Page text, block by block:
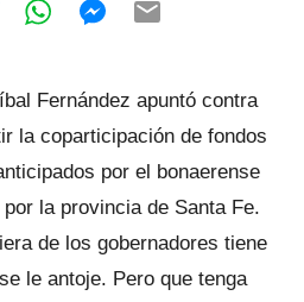
Fernández apuntó contra
la coparticipación de fondos
por el bonaerense
la provincia de Santa Fe.
de los gobernadores tiene
le antoje. Pero que tenga